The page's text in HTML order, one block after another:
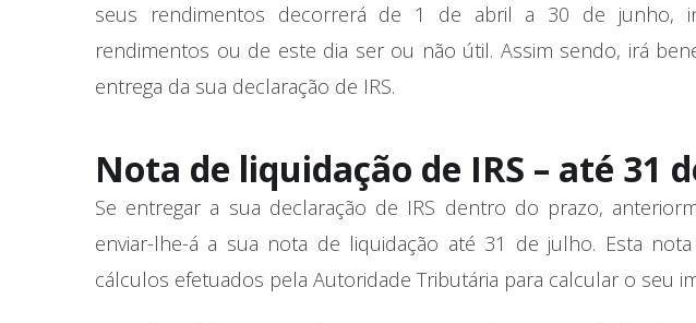
seus rendimentos decorrerá de 1 de abril a 30 de junho,
rendimentos ou de este dia ser ou não útil. Assim sendo, irá
entrega da sua declaração de IRS.
Nota de liquidação de IRS – até 31
Se entregar a sua declaração de IRS dentro do prazo,
enviar-lhe-á a sua nota de liquidação até 31 de julho. Esta
cálculos efetuados pela Autoridade Tributária para calcular o seu